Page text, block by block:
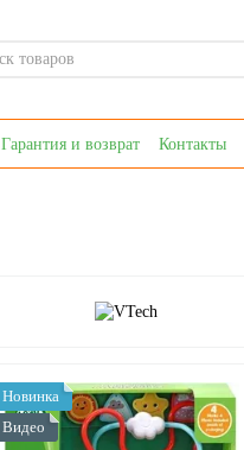
Гарантия и возврат Контакты
Новинка
Видео